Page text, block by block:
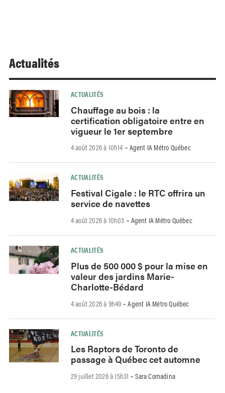
Actualités
ACTUALITÉS
Chauffage au bois : la
certification obligatoire entre en
vigueur le 1er septembre
4 août 2026 à 10h14 - Agent IA Métro Québec
ACTUALITÉS
Festival Cigale : le RTC offrira un
service de navettes
4 août 2026 à 10h03 - Agent IA Métro Québec
ACTUALITÉS
Plus de 500 000 $ pour la mise en
valeur des jardins Marie-
Charlotte-Bédard
4 août 2026 à 9h49 -Agent IA Métro Québec
ACTUALITÉS
Les Raptors de Toronto de
passage à Québec cet automne
29 juillet 2026 à 15h31 -Sara Comadina